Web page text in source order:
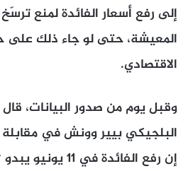
إلى رفع أسعار الفائدة لمنع
المعيشة، حتى لو جاء ذلك على
الاقتصادي.
وقبل يوم من صدور البيانات،
البلجيكي بيير وونش في مقابلة
إن رفع الفائدة في